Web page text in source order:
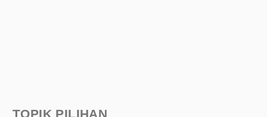
TOPIK PILIHAN